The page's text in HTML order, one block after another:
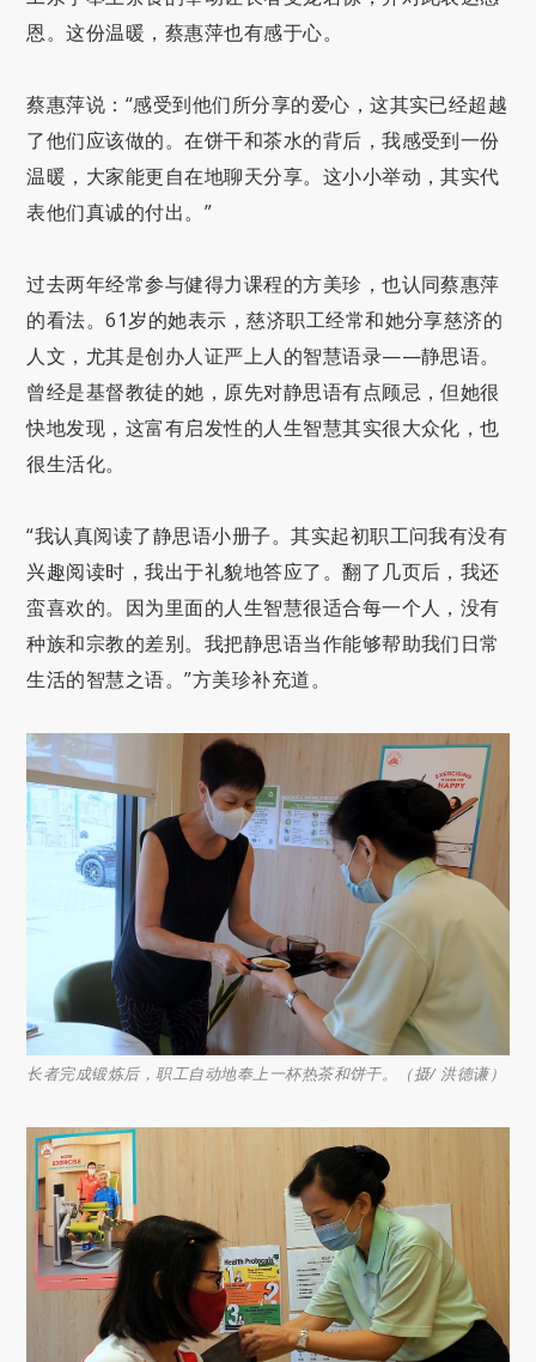
恩。这份温暖，蔡惠萍也有感于心。
蔡惠萍说：“感受到他们所分享的爱心，这其实已经超越
了他们应该做的。在饼干和茶水的背后，我感受到一份
温暖，大家能更自在地聊天分享。这小小举动，其实代
表他们真诚的付出。”
过去两年经常参与健得力课程的方美珍，也认同蔡惠萍
的看法。61岁的她表示，慈济职工经常和她分享慈济的
人文，尤其是创办人证严上人的智慧语录——静思语。
曾经是基督教徒的她，原先对静思语有点顾忌，但她很
快地发现，这富有启发性的人生智慧其实很大众化，也
很生活化。
“我认真阅读了静思语小册子。其实起初职工问我有没有
兴趣阅读时，我出于礼貌地答应了。翻了几页后，我还
蛮喜欢的。因为里面的人生智慧很适合每一个人，没有
种族和宗教的差别。我把静思语当作能够帮助我们日常
生活的智慧之语。”方美珍补充道。
长者完成锻炼后，职工自动地奉上一杯热茶和饼干。（摄/ 洪德谦）